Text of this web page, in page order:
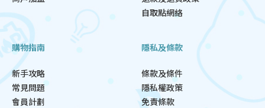
自取點網絡
購物指南
新手攻略
常見問題
會員計劃
隱私及條款
條款及條件
隱私權政策
免責條款